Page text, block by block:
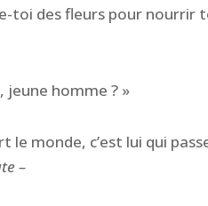
toi des fleurs pour nourrir
jeune homme ? »
le monde, c’est lui qui
–